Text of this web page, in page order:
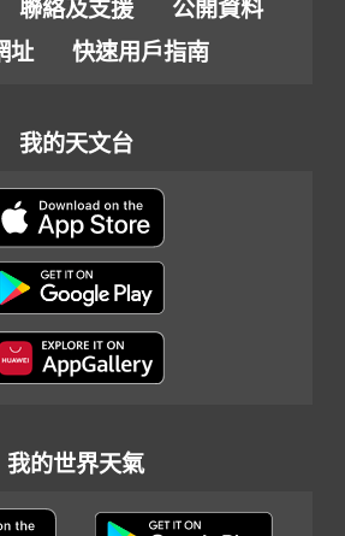
聯絡及支援
公開資料
址
快速用戶指南
我的天文台
我的世界天氣